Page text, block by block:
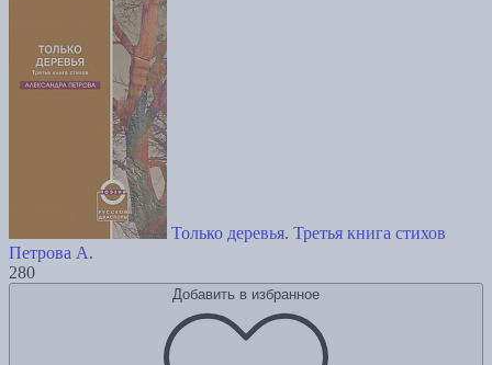
Только деревья. Третья книга стихов
Петрова А.
280
Добавить в избранное